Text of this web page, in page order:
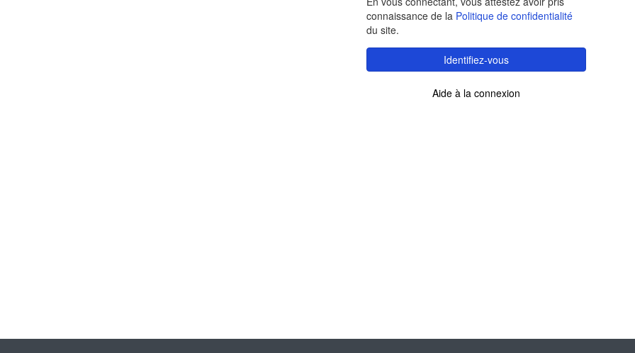
connaissance de la Politique de confidentialité
du site.
Identifiez-vous
Aide à la connexion